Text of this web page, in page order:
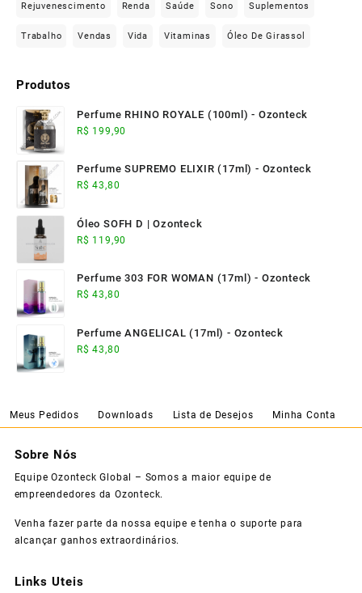
Rejuvenescimento Renda Saúde Sono Suplementos
Trabalho Vendas Vida Vitaminas Óleo De Girassol
Produtos
Perfume RHINO ROYALE (100ml) - Ozonteck
R$ 199,90
Perfume SUPREMO ELIXIR (17ml) - Ozonteck
R$ 43,80
Óleo SOFH D | Ozonteck
R$ 119,90
Perfume 303 FOR WOMAN (17ml) - Ozonteck
R$ 43,80
Perfume ANGELICAL (17ml) - Ozonteck
R$ 43,80
Meus Pedidos Downloads Lista de Desejos Minha Conta
Sobre Nós
Equipe Ozonteck Global – Somos a maior equipe de
empreendedores da Ozonteck.
Venha fazer parte da nossa equipe e tenha o suporte para
alcançar ganhos extraordinários.
Links Uteis